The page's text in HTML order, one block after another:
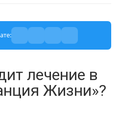
лечение в
Жизни»?